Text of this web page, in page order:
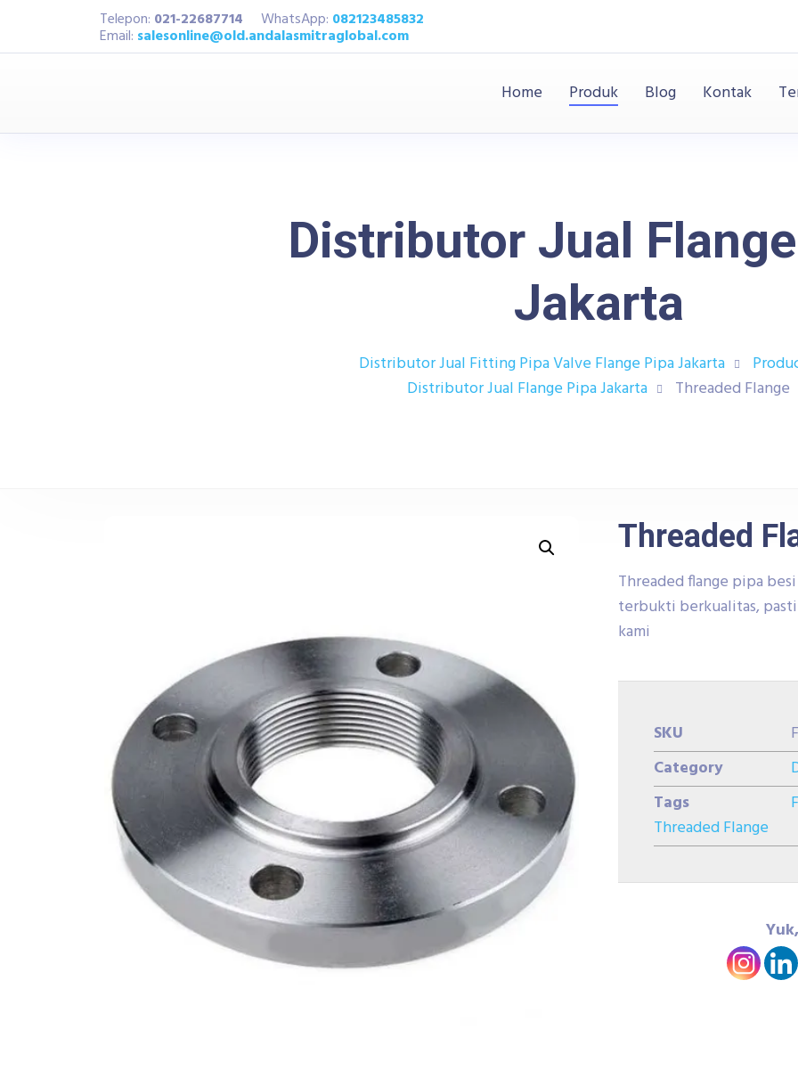
Telepon: 021-22687714 WhatsApp: 082123485832
Email: salesonline@old.andalasmitraglobal.com
Home Produk Blog Kontak
Distributor Jual
Jakarta
Distributor Jual Fitting Pipa Valve Flange Pipa Jakarta
Distributor Jual Flange Pipa Jakarta
Threaded Flange
Threaded
Threaded flange pipa
terbukti berkualitas,
kami
SKU
Category
Tags
Threaded Flange